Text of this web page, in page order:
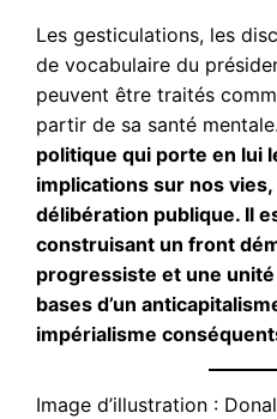
Les gesticulations, les
de vocabulaire du
peuvent être traités
partir de sa santé mentale.
politique qui porte en lui
implications sur nos
délibération publique. Il
construisant un front
progressiste et une
bases d’un
impérialisme
Image d’illustration :